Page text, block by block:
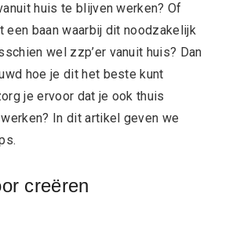
huis te blijven werken? Of
een baan waarbij dit noodzakelijk
wel zzp’er vanuit huis? Dan
hoe je dit het beste kunt
je ervoor dat je ook thuis
In dit artikel geven we
creëren